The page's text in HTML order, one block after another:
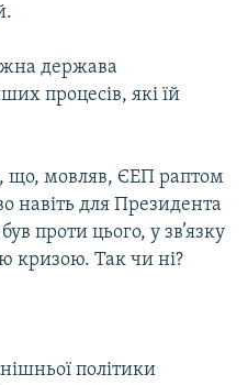
держава
процесів, які їй
що, мовляв, ЄЕП раптом
навіть для Президента
проти цього, у зв’язку
кризою. Так чи ні?
політики